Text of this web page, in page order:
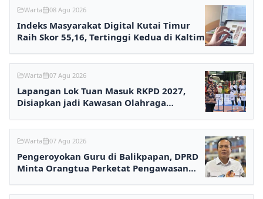
Warta 08 Agu 2026
Indeks Masyarakat Digital Kutai Timur
Raih Skor 55,16, Tertinggi Kedua di Kaltim
Warta 07 Agu 2026
Lapangan Lok Tuan Masuk RKPD 2027,
Disiapkan jadi Kawasan Olahraga
Warta 07 Agu 2026
Pengeroyokan Guru di Balikpapan, DPRD
Minta Orangtua Perketat Pengawasan